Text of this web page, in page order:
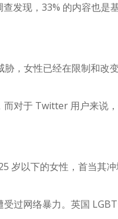
发现，33% 的内容也是
胁，女性已经在限制和改
而对于 Twitter 用户来说
岁以下的女性，首当其
过网络暴力。英国